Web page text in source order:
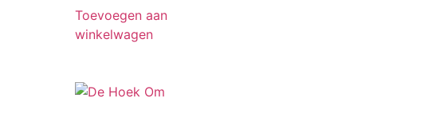
Toevoegen aan
winkelwagen